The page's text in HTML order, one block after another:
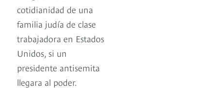
cotidianidad de una
familia judía de clase
trabajadora en Estados
Unidos, si un
presidente antisemita
llegara al poder.